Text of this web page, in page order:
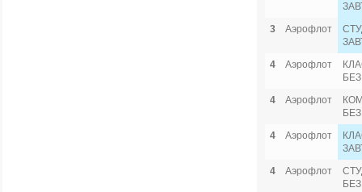
3
Аэрофлот
4
Аэрофлот
4
Аэрофлот
4
Аэрофлот
4
Аэрофлот